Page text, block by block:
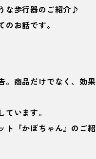
な歩行器のご紹介♪
お話です。
。商品だけでなく、効果
います。
ト『かぼちゃん』のご紹